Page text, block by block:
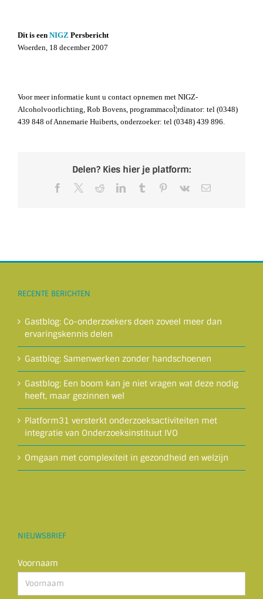
Dit is een NIGZ Persbericht
Woerden, 18 december 2007
Voor meer informatie kunt u contact opnemen met NIGZ-
Alcoholvoorlichting, Rob Bovens, programmacoÌ¦rdinator: tel (0348)
439 848 of Annemarie Huiberts, onderzoeker: tel (0348) 439 896.
Delen? Kies hier je platform:
Facebook RedditLinkedInTumblr Pinterest
Vk
E-
RECENTE BERICHTEN
Gastblog: Co-onderzoekers doen zoveel meer dan
ervaringskennis delen
Gastblog: Samenwerken zonder handschoenen
Gastblog: Een boom kan je niet vragen wat deze nodig
heeft, maar gezinnen wel
Platform31 versterkt onderzoeksactiviteiten met
integratie van Onderzoeksinstituut IVO
Omgaan met complexiteit in gezondheid en welzijn
NIEUWSBRIEF
Voornaam